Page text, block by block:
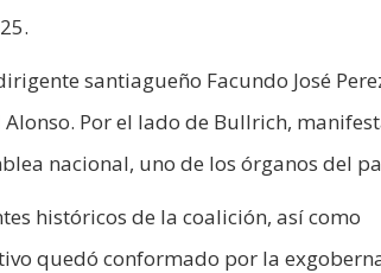
santiagueño Facundo José
Por el lado de Bullrich,
nacional, uno de los órganos del
históricos de la coalición, así como
quedó conformado por la